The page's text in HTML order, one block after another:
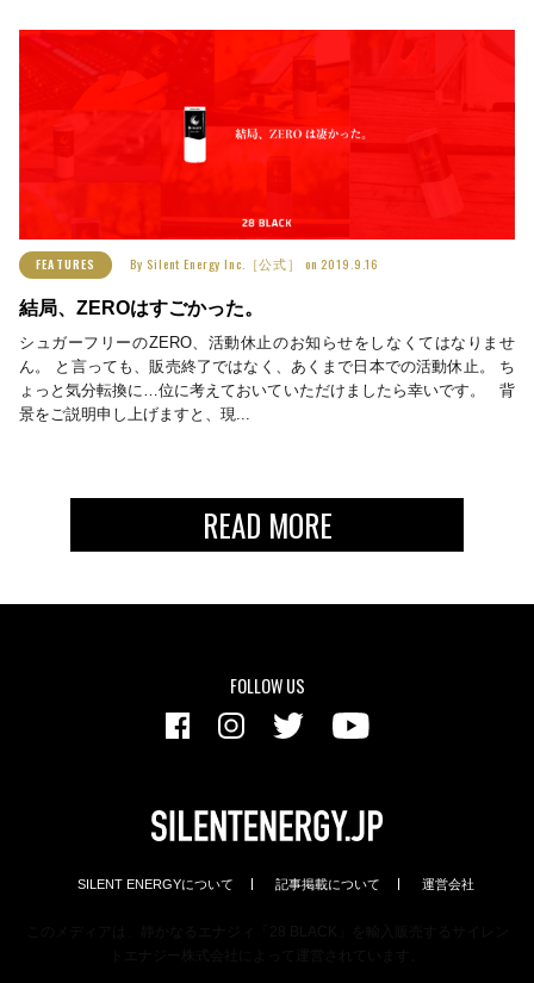
FEATURES By Silent Energy Inc.［公式］ on 2019.9.16
結局、ZEROはすごかった。
シュガーフリーのZERO、活動休止のお知らせをしなくてはなりませ
ん。 と言っても、販売終了ではなく、あくまで日本での活動休止。 ち
ょっと気分転換に…位に考えておいていただけましたら幸いです。 背
景をご説明申し上げますと、現...
READ MORE
FOLLOW US
SILENT ENERGYについて 記事掲載について 運営会社